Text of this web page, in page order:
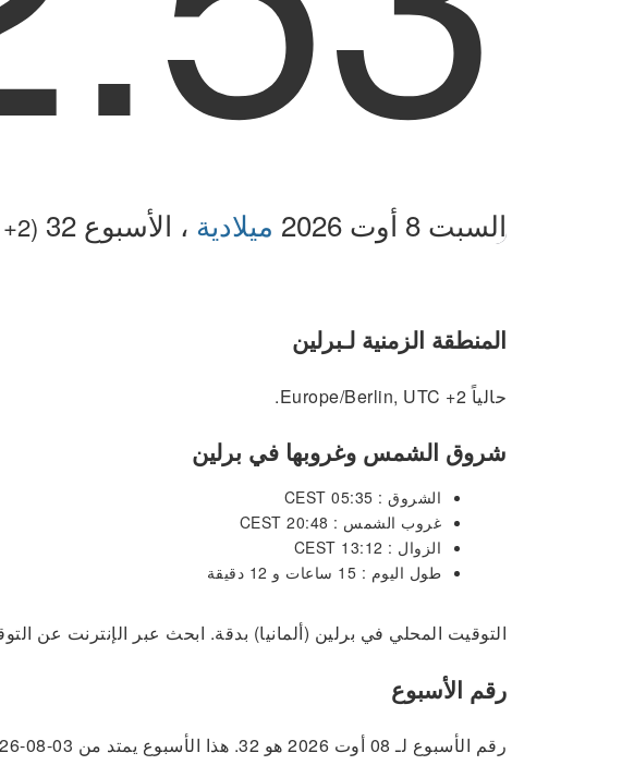
السبت 8 أوت 2026 ميلادية ، الأسبوع 32 (UTC +2)
المنطقة الزمنية لـبرلين
حالياً Europe/Berlin, UTC +2.
شروق الشمس وغروبها في برلين
الشروق : 05:35 CEST
غروب الشمس : 20:48 CEST
الزوال : 13:12 CEST
طول اليوم : 15 ساعات و 12 دقيقة
التوقيت المحلي في برلين (ألمانيا) بدقة. ابحث عبر الإنترنت عن
رقم الأسبوع
رقم الأسبوع لـ 08 أوت 2026 هو 32. هذا الأسبوع يمتد من 03-08-2026 إلى 09-08-2026